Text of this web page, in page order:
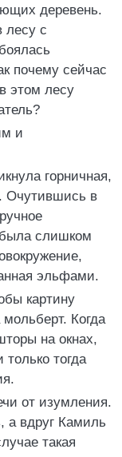
деревень.
лесу с
почему сейчас
этом лесу
и
горничная,
Очутившись в
слишком
эльфами.
картину
Когда
на окнах,
тогда
от изумления.
а вдруг Камиль
такая